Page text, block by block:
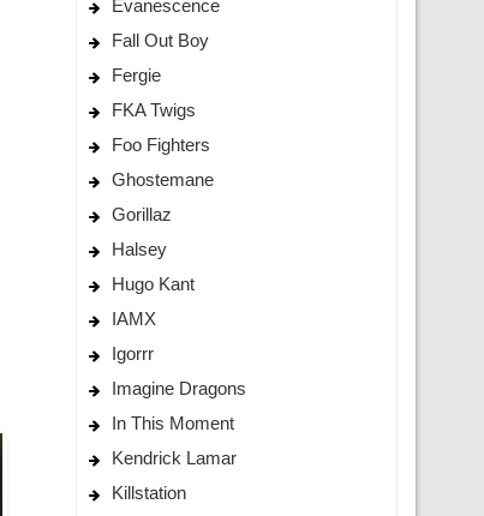
Evanescence
Fall Out Boy
Fergie
FKA Twigs
Foo Fighters
Ghostemane
Gorillaz
Halsey
Hugo Kant
IAMX
Igorrr
Imagine Dragons
In This Moment
Kendrick Lamar
Killstation